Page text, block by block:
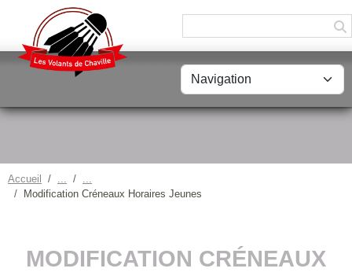
Accueil
Modification Créneaux Horaires Jeunes
MODIFICATION CRÉNEAUX
Panneau de gestion des cookies